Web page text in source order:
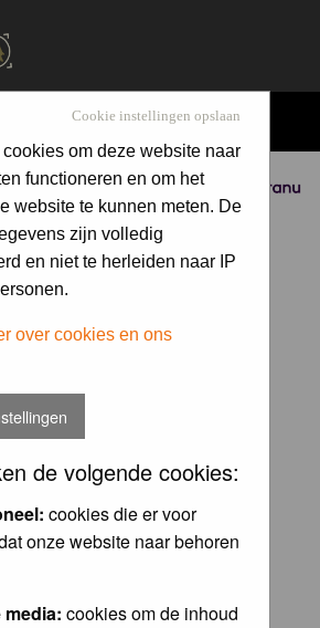
Sponsored by
Cookie instellingen opslaan
om deze website naar
functioneren en om het
website te kunnen meten. De
zijn volledig
en niet te herleiden naar IP
over cookies en ons
de volgende cookies:
cookies die er voor
onze website naar behoren
cookies om de inhoud
username and
in.